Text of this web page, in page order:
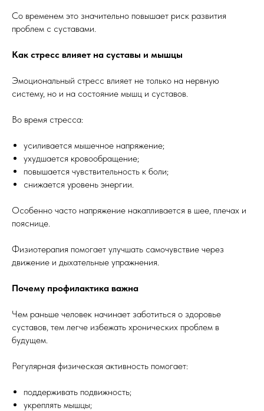
Со временем это значительно повышает риск развития
проблем с суставами.
Как стресс влияет на суставы и мышцы
Эмоциональный стресс влияет не только на нервную
систему, но и на состояние мышц и суставов.
Во время стресса:
усиливается мышечное напряжение;
ухудшается кровообращение;
повышается чувствительность к боли;
снижается уровень энергии.
Особенно часто напряжение накапливается в шее, плечах и
пояснице.
Физиотерапия помогает улучшать самочувствие через
движение и дыхательные упражнения.
Почему профилактика важна
Чем раньше человек начинает заботиться о здоровье
суставов, тем легче избежать хронических проблем в
будущем.
Регулярная физическая активность помогает:
поддерживать подвижность;
укреплять мышцы;